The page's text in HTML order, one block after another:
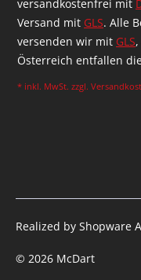
versandkostenfrei mit
Versand mit GLS. Alle
versenden wir mit GLS
Österreich entfallen
* inkl. MwSt. zzgl.
© 2026 McDart
Realized by Shopware